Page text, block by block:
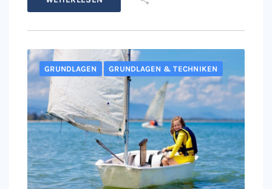
GRUNDLAGEN GRUNDLAGEN & TECHNIKEN